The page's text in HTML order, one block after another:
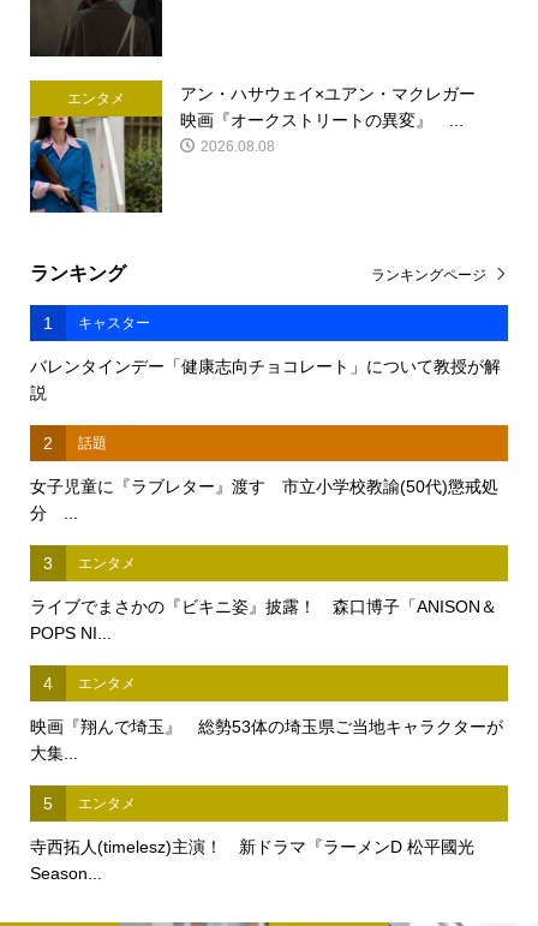
エンタメ
アン・ハサウェイ×ユアン・マクレガー
映画『オークストリートの異変』 ...
2026.08.08
ランキング
1 キャスター
バレンタインデー「健康志向チョコレート」について教授が解
説
2 話題
女子児童に『ラブレター』渡す 市立小学校教諭(50代)懲戒処
分 ...
3 エンタメ
ライブでまさかの『ビキニ姿』披露！ 森口博子「ANISON＆
POPS NI...
4 エンタメ
映画『翔んで埼玉』 総勢53体の埼玉県ご当地キャラクターが
大集...
5 エンタメ
寺西拓人(timelesz)主演！ 新ドラマ『ラーメンD 松平國光
Season...
ランキングページ